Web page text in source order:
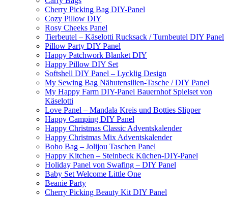
Cherry Picking Bag DIY-Panel
Cozy Pillow DIY
Rosy Cheeks Panel
Tierbeutel – Käselotti Rucksack / Turnbeutel DIY Panel
Pillow Party DIY Panel
Happy Patchwork Blanket DIY
Happy Pillow DIY Set
Softshell DIY Panel – Lycklig Design
My Sewing Bag Nähutensilien-Tasche / DIY Panel
My Happy Farm DIY-Panel Bauernhof Spielset von
Käselotti
Love Panel – Mandala Kreis und Botties Slipper
Happy Camping DIY Panel
Happy Christmas Classic Adventskalender
Happy Christmas Mix Adventskalender
Boho Bag – Jolijou Taschen Panel
Happy Kitchen – Steinbeck Küchen-DIY-Panel
Holiday Panel von Swafing – DIY Panel
Baby Set Welcome Little One
Beanie Party
Cherry Picking Beauty Kit DIY Panel